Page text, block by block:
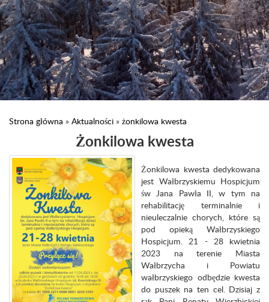
Strona główna » Aktualności » żonkilowa kwesta
Ż​onkilowa kwesta
Żonkilowa kwesta dedykowana
jest Wałbrzyskiemu Hospicjum
św Jana Pawła II, w tym na
rehabilitację terminalnie i
nieuleczalnie chorych, które są
pod opieką Wałbrzyskiego
Hospicjum. 21 - 28 kwietnia
2023 na terenie Miasta
Wałbrzycha i Powiatu
wałbrzyskiego odbędzie kwesta
do puszek na ten cel. Dzisiaj z